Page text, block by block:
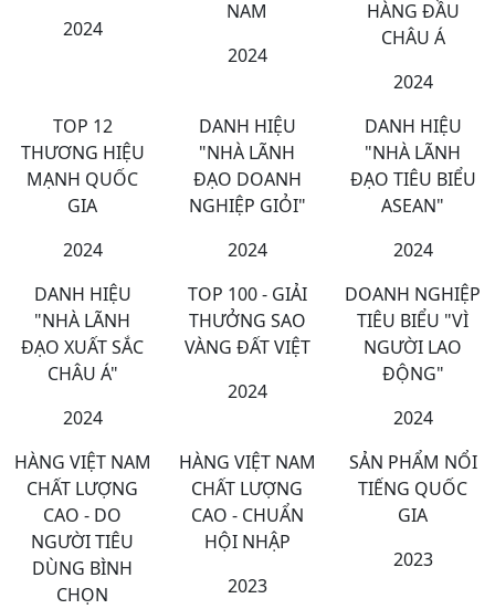
2024
NAM
2024
HÀNG ĐẦU
CHÂU Á
2024
TOP 12
THƯƠNG HIỆU
MẠNH QUỐC
GIA
2024
DANH HIỆU
"NHÀ LÃNH
ĐẠO DOANH
NGHIỆP GIỎI"
2024
DANH HIỆU
"NHÀ LÃNH
ĐẠO TIÊU BIỂU
ASEAN"
2024
DANH HIỆU
"NHÀ LÃNH
ĐẠO XUẤT SẮC
CHÂU Á"
2024
TOP 100 - GIẢI
THƯỞNG SAO
VÀNG ĐẤT VIỆT
2024
DOANH NGHIỆP
TIÊU BIỂU "VÌ
NGƯỜI LAO
ĐỘNG"
2024
HÀNG VIỆT NAM
CHẤT LƯỢNG
CAO - DO
NGƯỜI TIÊU
DÙNG BÌNH
CHỌN
HÀNG VIỆT NAM
CHẤT LƯỢNG
CAO - CHUẨN
HỘI NHẬP
2023
SẢN PHẨM NỔI
TIẾNG QUỐC
GIA
2023